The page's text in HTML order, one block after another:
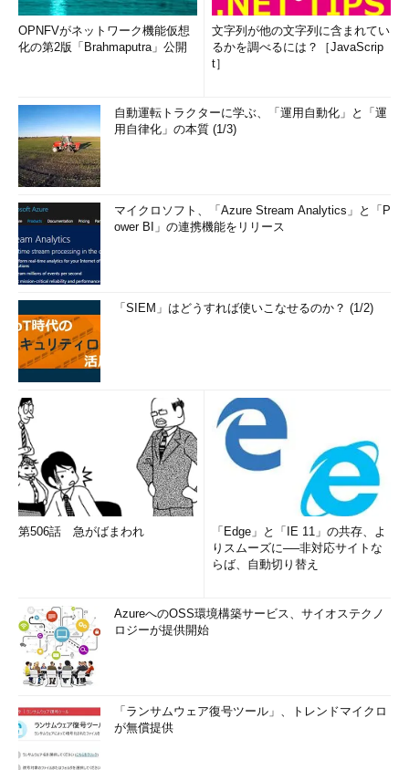
OPNFVがネットワーク機能仮想
化の第2版「Brahmaputra」公開
文字列が他の文字列に含まれてい
るかを調べるには？［JavaScrip
t］
自動運転トラクターに学ぶ、「運用自動化」と「運
用自律化」の本質 (1/3)
マイクロソフト、「Azure Stream Analytics」と「P
ower BI」の連携機能をリリース
「SIEM」はどうすれば使いこなせるのか？ (1/2)
第506話 急がばまわれ
「Edge」と「IE 11」の共存、よ
りスムーズに──非対応サイトな
らば、自動切り替え
AzureへのOSS環境構築サービス、サイオステクノ
ロジーが提供開始
「ランサムウェア復号ツール」、トレンドマイクロ
が無償提供